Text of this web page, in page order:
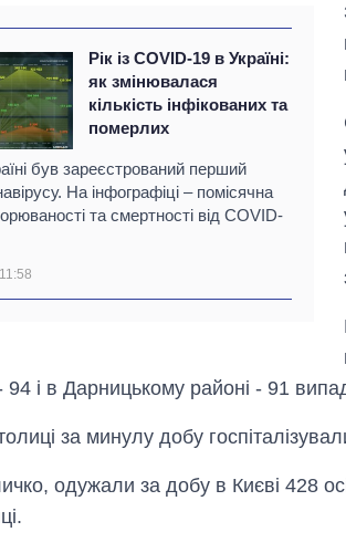
Рік із COVID-19 в Україні:
як змінювалася
кількість інфікованих та
померлих
був зареєстрований перший
На інфографіці – помісячна
та смертності від COVID-
94 і в Дарницькому районі - 91
за минулу добу
одужали за добу в Києві 428